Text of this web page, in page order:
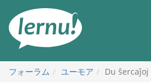
フォーラム
ユーモア Du